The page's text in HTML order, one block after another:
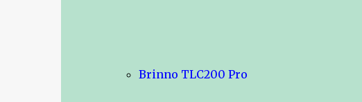
Brinno TLC200 Pro